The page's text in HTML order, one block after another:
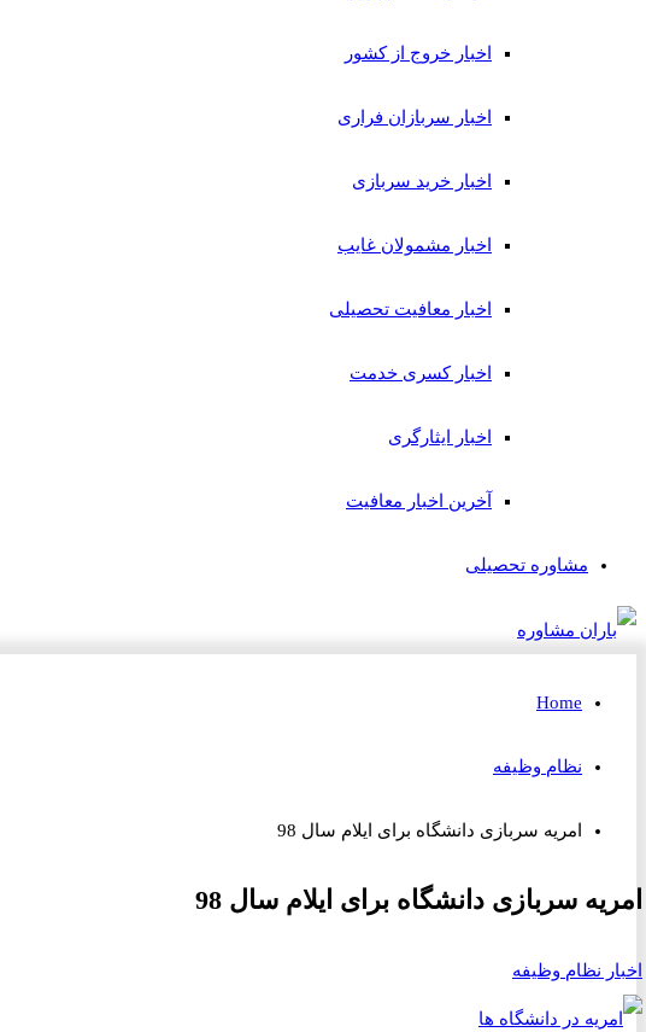
اخبار خروج از کشور
اخبار سربازان فراری
اخبار خرید سربازی
اخبار مشمولان غایب
اخبار معافیت تحصیلی
اخبار کسری خدمت
اخبار ایثارگری
آخرین اخبار معافیت
مشاوره تحصیلی
Home
نظام وظیفه
امریه سربازی دانشگاه برای ایلام سال 98
امریه سربازی دانشگاه برای ایلام سال 98
اخبار نظام وظیفه